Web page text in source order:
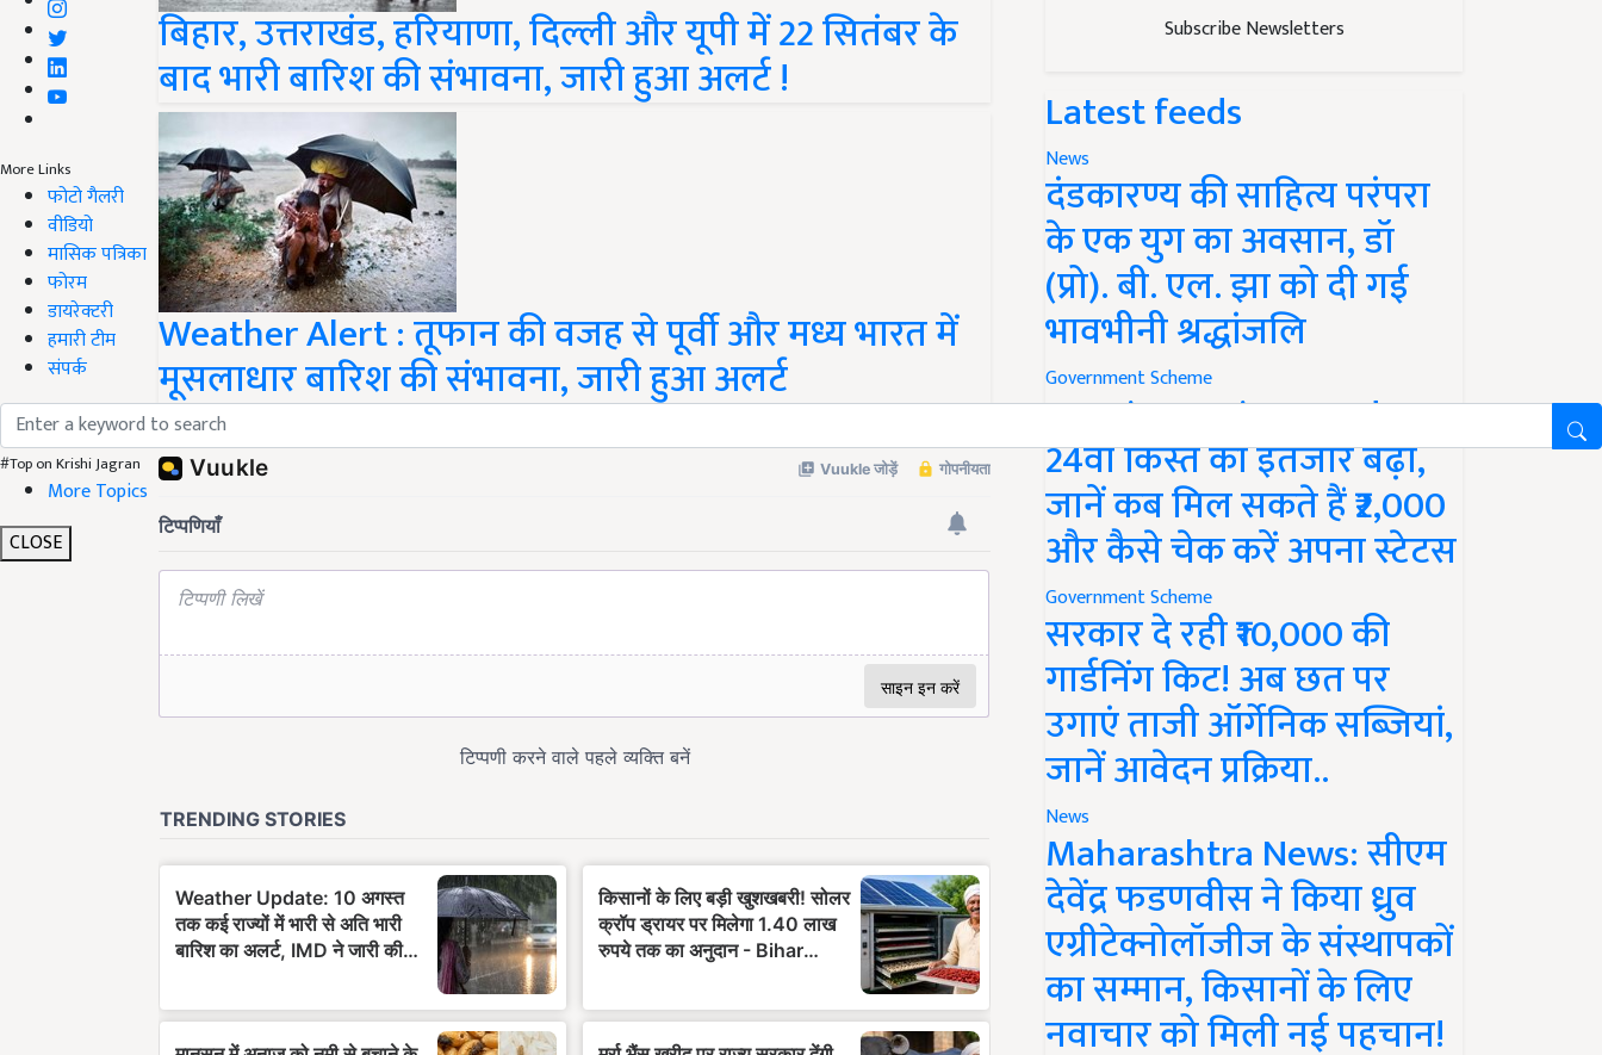
More Links
फोटो गैलरी
वीडियो
मासिक पत्रिका
फोरम
डायरेक्टरी
हमारी टीम
संपर्क
#Top on Krishi Jagran
More Topics
CLOSE
बिहार, उत्तराखंड, हरियाणा, दिल्ली और यूपी में 22 सितंबर के
बाद भारी बारिश की संभावना, जारी हुआ अलर्ट !
Weather Alert : तूफान की वजह से पूर्वी और मध्य भारत में
मूसलाधार बारिश की संभावना, जारी हुआ अलर्ट
Share your comments
Subscribe Newsletters
Latest feeds
News
दंडकारण्य की साहित्य परंपरा
के एक युग का अवसान, डॉ
(प्रो). बी. एल. झा को दी गई
भावभीनी श्रद्धांजलि
Government Scheme
PM Kisan Yojana Update:
24वीं किस्त का इंतजार बढ़ा,
जानें कब मिल सकते हैं ₹2,000
और कैसे चेक करें अपना स्टेटस
Government Scheme
सरकार दे रही ₹10,000 की
गार्डनिंग किट! अब छत पर
उगाएं ताजी ऑर्गेनिक सब्जियां,
जानें आवेदन प्रक्रिया..
News
Maharashtra News: सीएम
देवेंद्र फडणवीस ने किया ध्रुव
एग्रीटेक्नोलॉजीज के संस्थापकों
का सम्मान, किसानों के लिए
नवाचार को मिली नई पहचान!